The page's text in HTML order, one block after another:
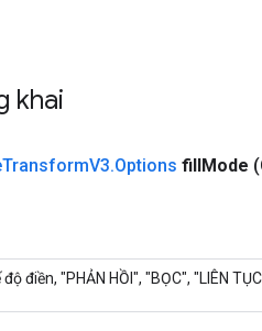
khai
TransformV3.Options fillMode
độ điền, "PHẢN HỒI", "BỌC", "LIÊN